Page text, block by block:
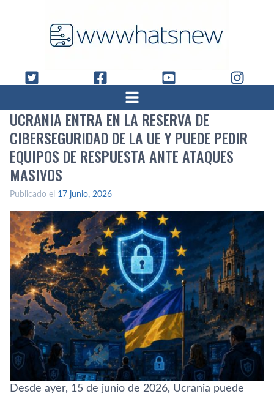
UCRANIA ENTRA EN LA RESERVA DE
CIBERSEGURIDAD DE LA UE Y PUEDE PEDIR
EQUIPOS DE RESPUESTA ANTE ATAQUES
MASIVOS
Publicado el 17 junio, 2026
Desde ayer, 15 de junio de 2026, Ucrania puede